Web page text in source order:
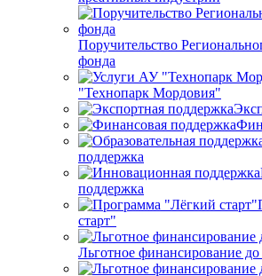
Поручительство
фонда
"Технопарк Мордовия"
поддержка
поддержка
старт"
Льготное финансирование